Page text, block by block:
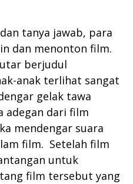
tanya jawab, para
dan menonton film.
berjudul
anak terlihat sangat
gelak tawa
adegan dari film
mendengar suara
film. Setelah film
untuk
film tersebut yang